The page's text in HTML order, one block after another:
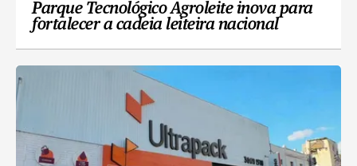
Parque Tecnológico Agroleite inova para
fortalecer a cadeia leiteira nacional